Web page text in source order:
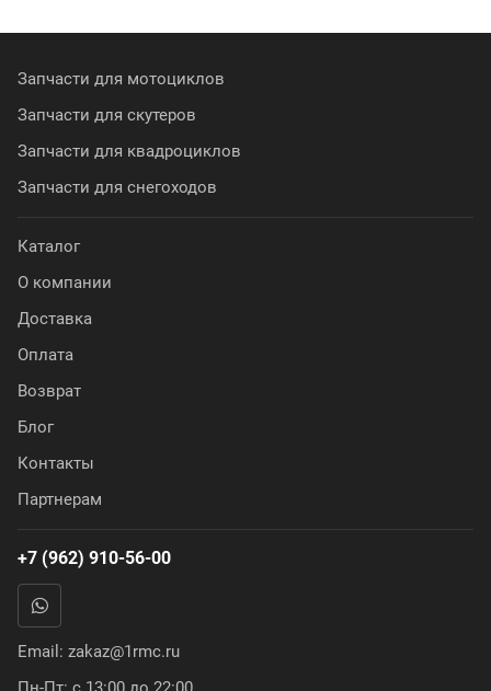
Запчасти для мотоциклов
Запчасти для скутеров
Запчасти для квадроциклов
Запчасти для снегоходов
Каталог
О компании
Доставка
Оплата
Возврат
Блог
Контакты
Партнерам
+7 (962) 910-56-00
Email: zakaz@1rmc.ru